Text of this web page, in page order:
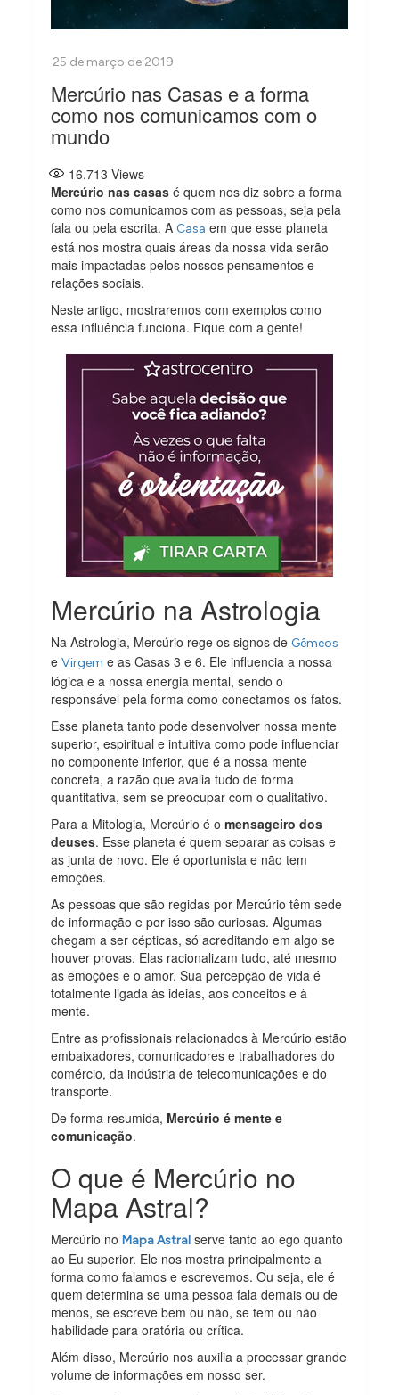
Mercúrio nas Casas e a forma
como nos comunicamos com o
mundo
16.713 Views
Mercúrio nas casas é quem nos diz sobre a forma
como nos comunicamos com as pessoas, seja pela
fala ou pela escrita. A Casa em que esse planeta
está nos mostra quais áreas da nossa vida serão
mais impactadas pelos nossos pensamentos e
relações sociais.
Neste artigo, mostraremos com exemplos como
essa influência funciona. Fique com a gente!
Mercúrio na Astrologia
Na Astrologia, Mercúrio rege os signos de Gêmeos
eVirgem e as Casas 3 e 6. Ele influencia a nossa
lógica e a nossa energia mental, sendo o
responsável pela forma como conectamos os fatos.
Esse planeta tanto pode desenvolver nossa mente
superior, espiritual e intuitiva como pode influenciar
no componente inferior, que é a nossa mente
concreta, a razão que avalia tudo de forma
quantitativa, sem se preocupar com o qualitativo.
Para a Mitologia, Mercúrio é omensageiro dos
deuses. Esse planeta é quem separar as coisas e
as junta de novo. Ele é oportunista e não tem
emoções.
As pessoas que são regidas por Mercúrio têm sede
de informação e por isso são curiosas. Algumas
chegam a ser cépticas, só acreditando em algo se
houver provas. Elas racionalizam tudo, até mesmo
as emoções e o amor. Sua percepção de vida é
totalmente ligada às ideias, aos conceitos e à
mente.
Entre as profissionais relacionados à Mercúrio estão
embaixadores, comunicadores e trabalhadores do
comércio, da indústria de telecomunicações e do
transporte.
De forma resumida, Mercúrio é mente e
comunicação.
O que é Mercúrio no
Mapa Astral?
Mercúrio noMapa Astral serve tanto ao ego quanto
ao Eu superior. Ele nos mostra principalmente a
forma como falamos e escrevemos. Ou seja, ele é
quem determina se uma pessoa fala demais ou de
menos, se escreve bem ou não, se tem ou não
habilidade para oratória ou crítica.
Além disso, Mercúrio nos auxilia a processar grande
volume de informações em nosso ser.